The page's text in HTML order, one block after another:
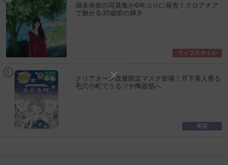
堀未央奈の写真集が6年ぶりに発売！クロアチア
で魅せる30歳前の輝き
ライフスタイル
クリアターン数量限定マスク登場！月下美人香る
毛穴小町でうるツヤ陶器肌へ
美容